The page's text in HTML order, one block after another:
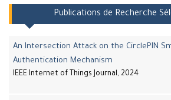
Publications de Recherche
An Intersection Attack on the CirclePIN
Authentication Mechanism
IEEE Internet of Things Journal, 2024